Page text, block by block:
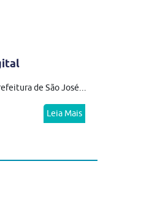
de São José...
Leia Mais